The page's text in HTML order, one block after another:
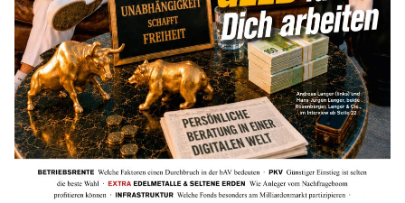
WEITERE ARTIKEL
zurückweiter
mehr